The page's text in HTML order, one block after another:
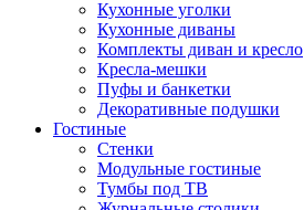
Кухонные уголки
Кухонные диваны
Комплекты диван и кресло
Кресла-мешки
Пуфы и банкетки
Декоративные подушки
Гостиные
Стенки
Модульные гостиные
Тумбы под ТВ